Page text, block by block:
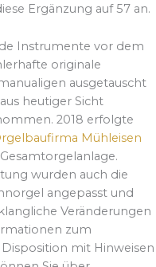
Ergänzung auf 57 an.
Instrumente vor dem
originale
ausgetauscht
heutiger Sicht
2018 erfolgte
Mühleisen
wurden auch die
angepasst und
Veränderungen
zum
mit Hinweisen